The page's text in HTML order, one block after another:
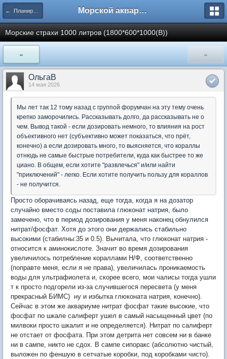
← Планирую морской аквариум Морской аквариум. Форумы ReefCentral.ru
Морские страхи 1000 литров (1800*600*1000(В))
« »
ОльгаВ
14 мая 2026
Мы лет так 12 тому назад с группой форумчан на эту тему очень
крепко заморочились. Рассказывать долго, да рассказывать не о
чем. Вывод такой - если дозировать немного, то влияния на рост
объективного нет (субъективно может показаться, что прёт,
конечно) а если дозировать много, то выясняется, что кораллы
отнюдь не самые быстрые потребители, куда как быстрее то же
циано. В общем, если хотите "развлечься" и/или найти
"приключений" - легко. Если хотите получить пользу для кораллов
- не получится.
Просто оборачиваясь назад, еще тогда, когда я на дозатор
случайно вместо соды поставила глюконат натрия, было
замечено, что в период дозирования у меня наконец обнулился
нитрат/фосфат. Хотя до этого они держались стабильно
высокими (стабилны:35 и 0.5). Вычитала, что глюконат натрия -
относится к аминокислоте. Значит во время дозирования
увеличилось потребление кораллами Н/Ф, соответственно
(поправте меня, если я не права), увеличилась проникаемость
воды для ультрафиолета и, скорее всего, мои чалисы тогда ушли
т к просто подгорели из-за случившегося пересвета (у меня
прекрасный БИМС) ну и избытка глюконата натрия, конечно).
Сейчас в этом же аквариуме нитрат фосфат такие высокие, что
фосфат по шкале салиферт ушел в самый насыщенный цвет (по
милвоки просто шкалит и не определяется). Нитрат по салиферт
не отстает от фосфата. При этом детрита нет совсем ни в банке
ни в сампе, никто не сдох. В сампе сипоракс (абсолютно чистый,
выложен по феншую в сетчатые коробки, под коробками чисто).